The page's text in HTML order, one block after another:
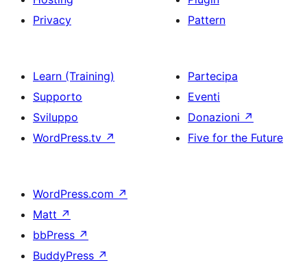
Privacy
Pattern
Learn (Training)
Supporto
Sviluppo
WordPress.tv ↗
Partecipa
Eventi
Donazioni ↗
Five for the Future
WordPress.com ↗
Matt ↗
bbPress ↗
BuddyPress ↗